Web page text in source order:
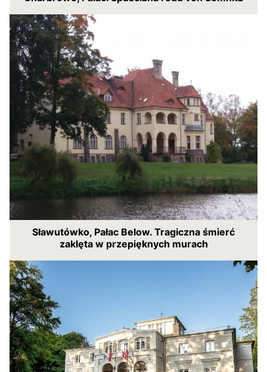
Sławutówko, Pałac Below. Tragiczna śmierć
zaklęta w przepięknych murach